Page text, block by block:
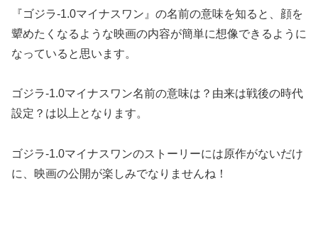
『ゴジラ-1.0マイナスワン』の名前の意味を知ると、 顔を
顰めたくなるような映画の内容が簡単に想像できるように
なっていると思います。
ゴジラ-1.0マイナスワン名前の意味は？由来は戦後の時代
設定？は以上となります。
ゴジラ-1.0マイナスワンのストーリーには原作がないだけ
に、映画の公開が楽しみでなりませんね！